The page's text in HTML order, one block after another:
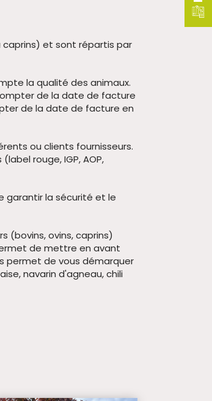
caprins) et sont répartis par
la qualité des animaux.
de la date de facture
de la date de facture en
ou clients fournisseurs.
rouge, IGP, AOP,
garantir la sécurité et le
(bovins, ovins, caprins)
de mettre en avant
permet de vous démarquer
navarin d'agneau, chili